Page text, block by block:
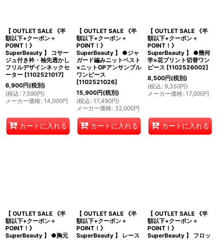
【 OUTLET SALE 《半
額以下+クーポン＋
POINT！》
SuperBeauty 】 コサー
ジュ付き衿・袖先透かし
フリルデザインネックセ
ーター [1102521017]
6,900円(税別)
(税込 : 7,590円)
メーカー価格: 14,000円
カートに入れる
【 OUTLET SALE 《半
額以下+クーポン＋
POINT！》
SuperBeauty 】 ●ジャ
ガード編みニットベスト
×ニットOPアンサンブル
ワンピース
[1102521026]
15,900円(税別)
(税込 : 17,490円)
メーカー価格: 32,000円
カートに入れる
【 OUTLET SALE 《半
額以下+クーポン＋
POINT！》
SuperBeauty 】 ●幾何
学×花プリント切替ワン
ピース [1102526002]
8,500円(税別)
(税込 : 9,350円)
メーカー価格: 17,000円
カートに入れる
【 OUTLET SALE 《半
額以下+クーポン＋
POINT！》
SuperBeauty 】 ●胸元
【 OUTLET SALE 《半
額以下+クーポン＋
POINT！》
SuperBeauty 】 レース
【 OUTLET SALE 《半
額以下+クーポン＋
POINT！》
SuperBeauty 】 フロッ